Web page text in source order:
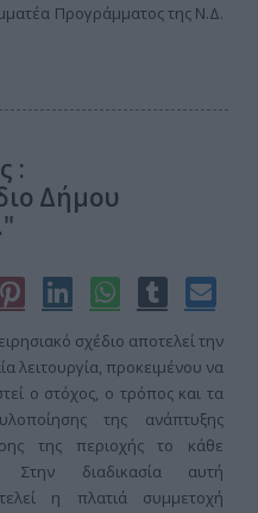
Προγράμματος της Ν.Δ.
:
Δήμου
σχέδιο αποτελεί την
λειτουργία, προκειμένου να
ο στόχος, ο τρόπος και τα
της ανάπτυξης
της περιοχής το κάθε
Στην διαδικασία αυτή
η πλατιά συμμετοχή